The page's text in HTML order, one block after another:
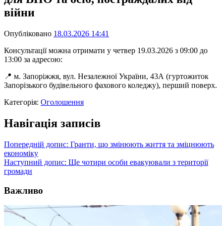
війни
Опубліковано 18.03.2026 14:41
Консультації можна отримати у четвер 19.03.2026 з 09:00 до
13:00 за адресою:
📍 м. Запоріжжя, вул. Незалежної України, 43А (гуртожиток
Запорізького будівельного фахового коледжу), перший поверх.
Категорія: Оголошення
Навігація записів
Попередній допис: Гранти, що змінюють життя та зміцнюють
економіку
Наступний допис: Ще чотири особи евакуювали з території
громади
Важливо